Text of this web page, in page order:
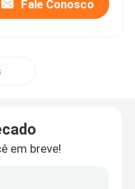
Fale Conosco
em breve!